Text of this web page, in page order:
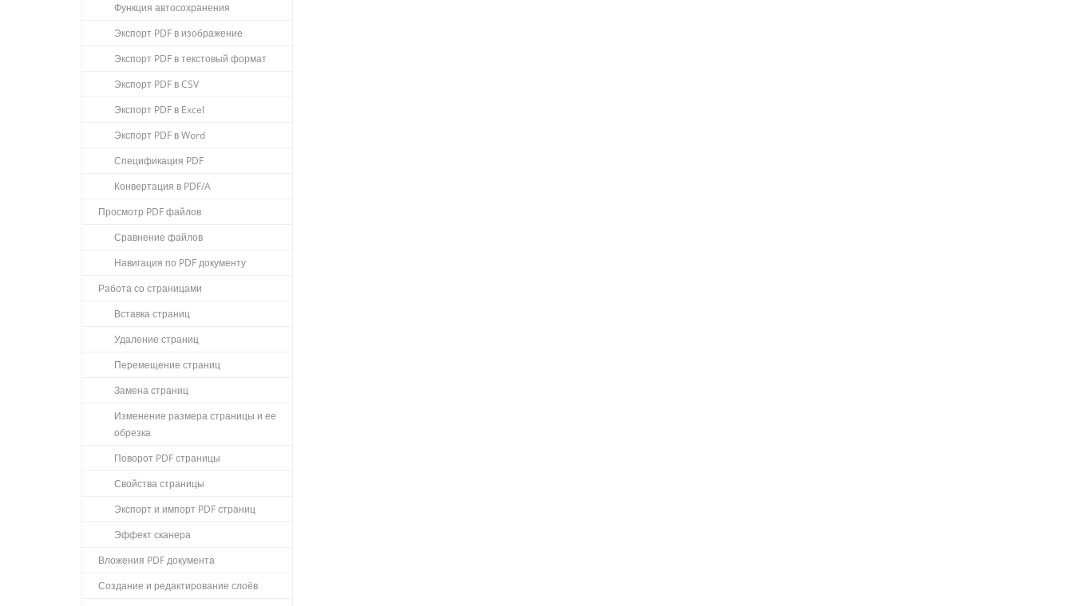
Функция автосохранения
Экспорт PDF в изображение
Экспорт PDF в текстовый формат
Экспорт PDF в CSV
Экспорт PDF в Excel
Экспорт PDF в Word
Спецификация PDF
Конвертация в PDF/A
Просмотр PDF файлов
Сравнение файлов
Навигация по PDF документу
Работа со страницами
Вставка страниц
Удаление страниц
Перемещение страниц
Замена страниц
Изменение размера страницы и ее
обрезка
Поворот PDF страницы
Свойства страницы
Экспорт и импорт PDF страниц
Эффект сканера
Вложения PDF документа
Создание и редактирование слоёв